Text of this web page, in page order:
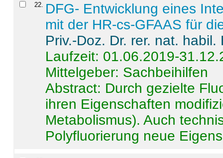
22
DFG- Entwicklung eines
mit der HR-cs-GFAAS für
Priv.-Doz. Dr. rer. nat.
Laufzeit: 01.06.2019-
Mittelgeber: Sachbeihilfen
Abstract: Durch gezielte
ihren Eigenschaften
Metabolismus). Auch
Polyfluorierung neue